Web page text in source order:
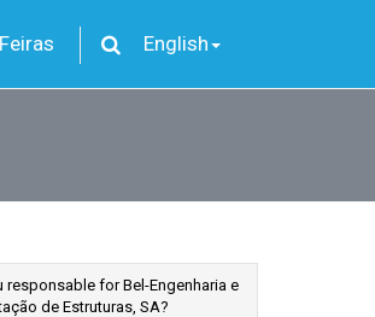
Feiras English
responsable for Bel-Engenharia e
de Estruturas, SA?